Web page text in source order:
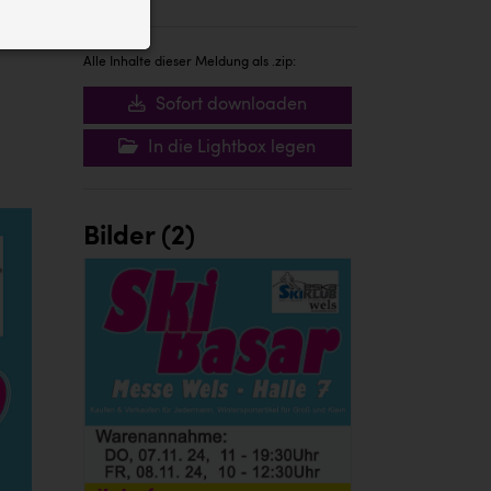
Alle Inhalte dieser Meldung als .zip:
Sofort downloaden
In die Lightbox legen
Bilder (2)
Website